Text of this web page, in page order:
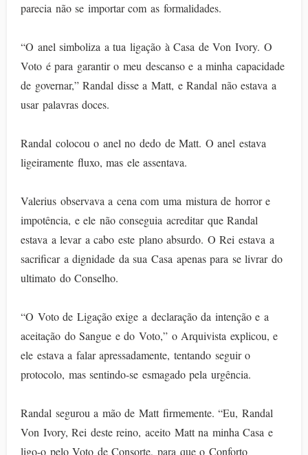
parecia não se importar com as formalidades.
“O anel simboliza a tua ligação à Casa de Von Ivory. O
Voto é para garantir o meu descanso e a minha capacidade
de governar,” Randal disse a Matt, e Randal não estava a
usar palavras doces.
Randal colocou o anel no dedo de Matt. O anel estava
ligeiramente fluxo, mas ele assentava.
Valerius observava a cena com uma mistura de horror e
impotência, e ele não conseguia acreditar que Randal
estava a levar a cabo este plano absurdo. O Rei estava a
sacrificar a dignidade da sua Casa apenas para se livrar do
ultimato do Conselho.
“O Voto de Ligação exige a declaração da intenção e a
aceitação do Sangue e do Voto,” o Arquivista explicou, e
ele estava a falar apressadamente, tentando seguir o
protocolo, mas sentindo-se esmagado pela urgência.
Randal segurou a mão de Matt firmemente. “Eu, Randal
Von Ivory, Rei deste reino, aceito Matt na minha Casa e
ligo-o pelo Voto de Consorte, para que o Conforto